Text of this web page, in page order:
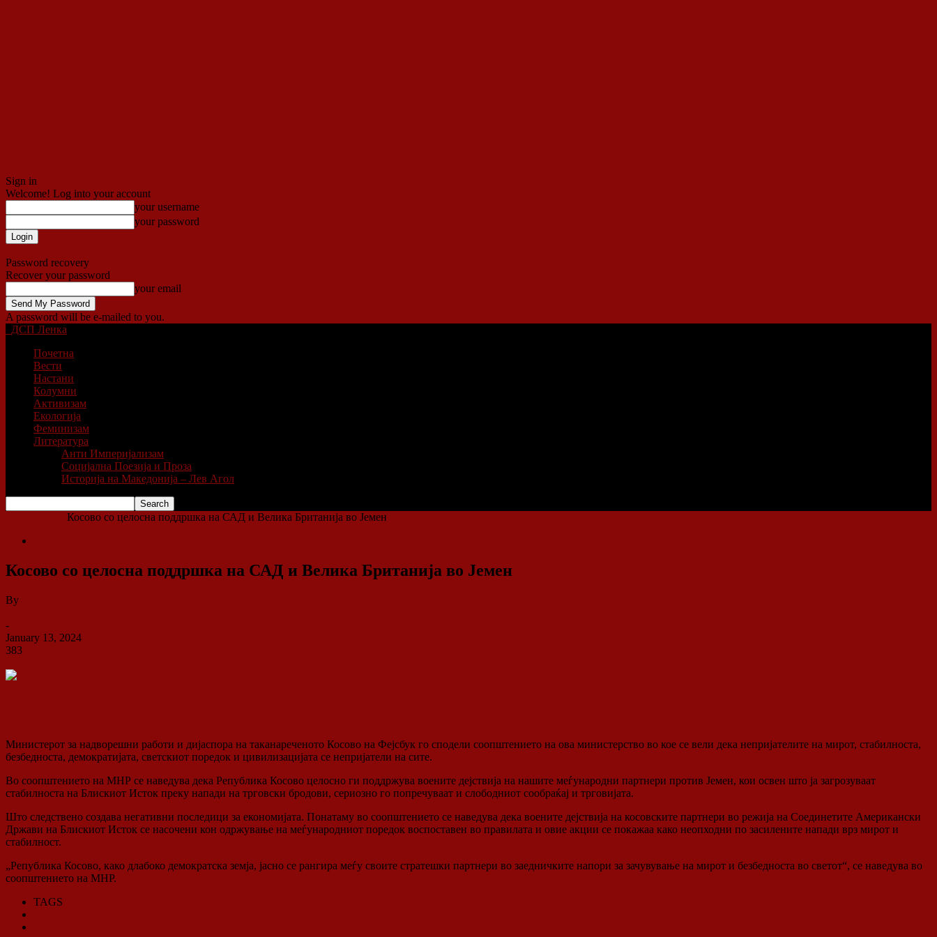
Sign in
Welcome! Log into your account
your username
your password
Password recovery
Recover your password
your email
A password will be e-mailed to you.
ДСП Ленка
Почетна
Вести
Настани
Колумни
Активизам
Екологија
Феминизам
Литература
Анти Империјализам
Социјална Поезија и Проза
Историја на Македонија – Лев Агол
Косово со целосна поддршка на САД и Велика Британија во Јемен
Косово со целосна поддршка на САД и Велика Британија во Јемен
By
-
January 13, 2024
383
Министерот за надворешни работи и дијаспора на таканареченото Косово на Фејсбук го сподели соопштението на ова министерство во кое се вели дека непријателите на мирот, стабилноста,
безбедноста, демократијата, светскиот поредок и цивилизацијата се непријатели на сите.
Во соопштението на МНР се наведува дека Република Косово целосно ги поддржува воените дејствија на нашите меѓународни партнери против Јемен, кои освен што ја загрозуваат
стабилноста на Блискиот Исток преку напади на трговски бродови, сериозно го попречуваат и слободниот сообраќај и трговијата.
Што следствено создава негативни последици за економијата. Понатаму во соопштението се наведува дека воените дејствија на косовските партнери во режија на Соединетите Американски
Држави на Блискиот Исток се насочени кон одржување на меѓународниот поредок воспоставен во правилата и овие акции се покажаа како неопходни по засилените напади врз мирот и
стабилност.
„Република Косово, како длабоко демократска земја, јасно се рангира меѓу своите стратешки партнери во заедничките напори за зачувување на мирот и безбедноста во светот“, се наведува во
соопштението на МНР.
TAGS